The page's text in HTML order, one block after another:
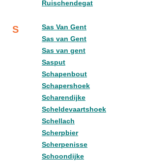
Ruischendegat
S
Sas Van Gent
Sas van Gent
Sas van gent
Sasput
Schapenbout
Schapershoek
Scharendijke
Scheldevaartshoek
Schellach
Scherpbier
Scherpenisse
Schoondijke